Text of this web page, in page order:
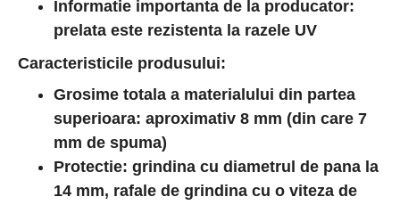
Informatie importanta de la producator:
prelata este rezistenta la razele UV
Caracteristicile produsului:
Grosime totala a materialului din partea
superioara: aproximativ 8 mm (din care 7
mm de spuma)
Protectie: grindina cu diametrul de pana la
14 mm, rafale de grindina cu o viteza de